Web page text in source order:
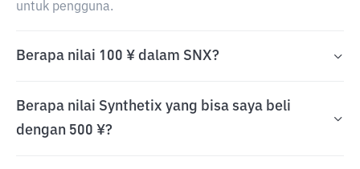
untuk pengguna.
Berapa nilai 100 ¥ dalam SNX?
Berapa nilai Synthetix yang bisa saya beli
dengan 500 ¥?